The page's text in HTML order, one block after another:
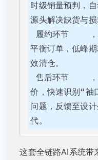
时级销量预判，
源头解决缺货与损
平衡订单，低峰
效清仓。
价，快速识别“袖
问题，反馈至设
代。
这套全链路AI系统带